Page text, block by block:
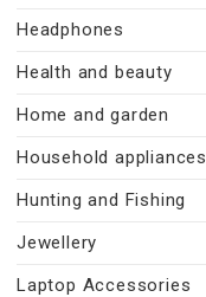
Headphones
Health and beauty
Home and garden
Household appliances
Hunting and Fishing
Jewellery
Laptop Accessories